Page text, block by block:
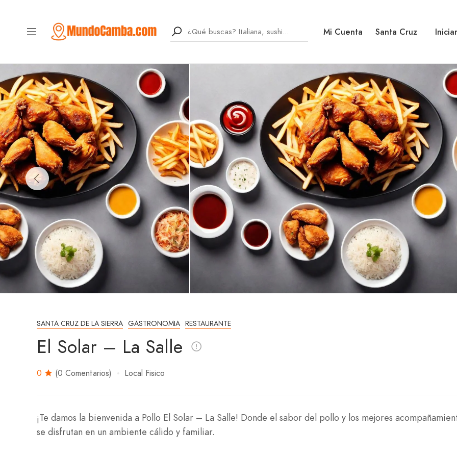
Mi Cuenta Santa Cruz
SANTA CRUZ DE LA SIERRA GASTRONOMIA RESTAURANTE
El Solar – La Salle
0 (0 Comentarios) Local Fisico
¡Te damos la bienvenida a Pollo El Solar – La Salle! Donde el sabor del pollo y los mejores
se disfrutan en un ambiente cálido y familiar.